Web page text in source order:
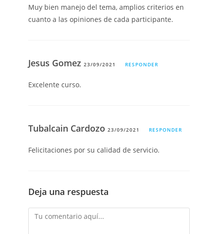
Muy bien manejo del tema, amplios criterios en
cuanto a las opiniones de cada participante.
Jesus Gomez23/09/2021 RESPONDER
Excelente curso.
Tubalcain Cardozo23/09/2021 RESPONDER
Felicitaciones por su calidad de servicio.
Deja una respuesta